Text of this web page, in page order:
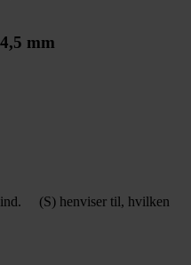
mm
(S) henviser til, hvilken